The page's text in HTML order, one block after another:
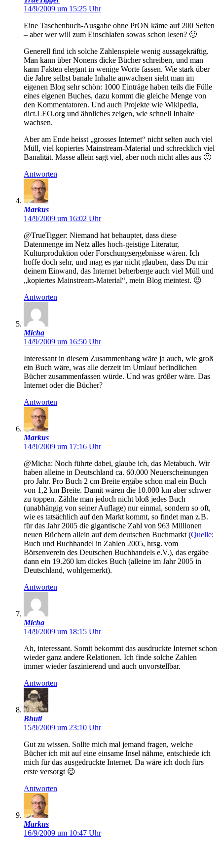
14/9/2009 um 15:25 Uhr
Eine Taschenbuch-Ausgabe ohne PrON käme auf 200 Seiten
– aber wer will zum Einschlafen sowas schon lesen? 🙂
Generell find ich solche Zahlenspiele wenig aussagekräftig.
Man kann über Nonens dicke Bücher schreiben, und man
kann Fakten elegant in wenige Worte fassen. Wie stark über
die Jahre selbst banale Inhalte anwachsen sieht man im
eigenen Blog sehr schön: 1000 Einträge haben teils die Fülle
eines eigenen Buches, dazu kommt die gleiche Menge von
den Kommentatoren. Und auch Projekte wie Wikipedia,
dict.LEO.org und ähnliches zeigen, wie schnell Inhalte
wachsen.
Aber am Ende heisst „grosses Internet“ nicht selten auch viel
Müll, viel kopiertes Mainstream-Material und schrecklich viel
Banalität. Masse allein sagt viel, aber noch nicht alles aus 🙂
Antworten
Markus
14/9/2009 um 16:02 Uhr
@TrueTigger: Niemand hat behauptet, dass diese
Datenmenge im Netz alles hoch-geistige Literatur,
Kulturproduktion oder Forschungsergebnisse wären. Ich
hoffe doch sehr, und mag es gar nicht glauben, dass Du mir
deinem Einwand, das Internet beherberge auch viel Müll und
„kopiertes Mainstream-Material“, mein Blog meintest. 😉
Antworten
Micha
14/9/2009 um 16:50 Uhr
Interessant in diesem Zusammenhang wäre ja auch, wie groß
ein Buch wäre, was alle derzeit im Umlauf befindlichen
Bücher zusammenfassen würde. Und was größer wäre. Das
Internet oder die Bücher?
Antworten
Markus
14/9/2009 um 17:16 Uhr
@Micha: Noch führte dabei, glaube ich, das Metabuch. Wir
haben alleine in Deutschland ca. 60.000 Neuerscheinungen
pro Jahr. Pro Buch 2 cm Breite ergäbe schon mal ein Buch
von 1,2 km Breite. Damit wären die 10.000 km aber schwer
zu toppen. Zählte man jedoch nicht bloß jedes Buch
(unabhängig von seiner Auflage) nur einmal, sondern so oft,
wie es tatsächlich auf den Markt kommt, so findet man z.B.
für das Jahr 2005 die gigantische Zahl von 963 Millionen
neuen Büchern allein auf dem deutschen Buchmarkt (Quelle:
Buch und Buchhandel in Zahlen 2005, hrsg. vom
Börsenverein des Deutschen Buchhandels e.V.), das ergäbe
dann ein 19.260 km dickes Buch (alleine im Jahr 2005 in
Deutschland, wohlgemerkt).
Antworten
Micha
14/9/2009 um 18:15 Uhr
Ah, interessant. Somit bekommt das ausdruckte Internet schon
wieder ganz andere Relationen. Ich finde solche Zahlen
immer wieder faszinierend und auch unvorstellbar.
Antworten
Bhuti
15/9/2009 um 23:10 Uhr
Gut zu wissen. Sollte mich mal jemand fragen, welche
Bücher ich mit auf eine einsame Insel nähme, entschiede ich
mich für das ausgedruckte Internet. Da wäre ich doch fürs
erste versorgt 😉
Antworten
Markus
16/9/2009 um 10:47 Uhr